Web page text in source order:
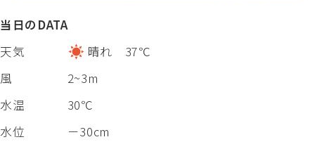
当日のDATA
天気
晴れ 37℃
風
2~3m
水温
30℃
水位
－30cm